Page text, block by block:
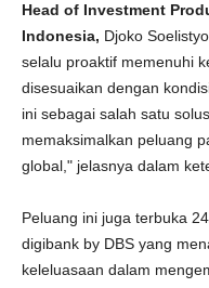
Head of Investment
Indonesia, Djoko
selalu proaktif memenuhi
disesuaikan dengan
ini sebagai salah satu
memaksimalkan peluang
global," jelasnya dalam
Peluang ini juga terbuka
digibank by DBS yang
keleluasaan dalam